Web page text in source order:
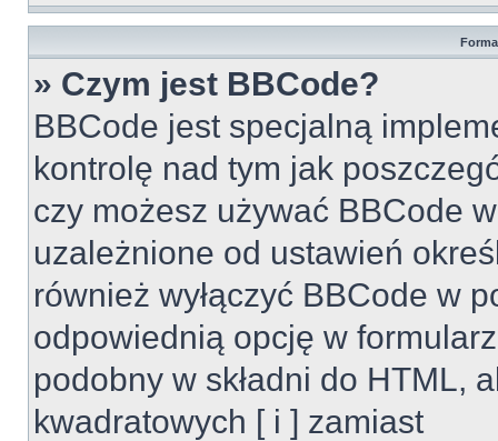
» Czym jest BBCode?
BBCode jest specjalną
kontrolę nad tym jak
czy możesz używać BBCode
uzależnione od ustawień
również wyłączyć BBCode w
odpowiednią opcję w
podobny w składni do HTML,
kwadratowych [ i ] zamiast